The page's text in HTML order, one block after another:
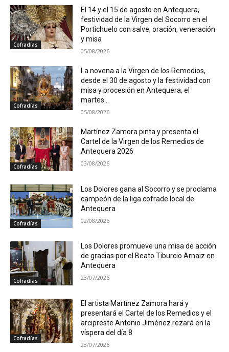
Cofradías
El 14 y el 15 de agosto en Antequera,
festividad de la Virgen del Socorro en el
Portichuelo con salve, oración, veneración
y misa
05/08/2026
Cofradías
La novena a la Virgen de los Remedios,
desde el 30 de agosto y la festividad con
misa y procesión en Antequera, el
martes...
05/08/2026
Cofradías
Martínez Zamora pinta y presenta el
Cartel de la Virgen de los Remedios de
Antequera 2026
03/08/2026
Cofradías
Los Dolores gana al Socorro y se proclama
campeón de la liga cofrade local de
Antequera
02/08/2026
Cofradías
Los Dolores promueve una misa de acción
de gracias por el Beato Tiburcio Arnaiz en
Antequera
23/07/2026
Cofradías
El artista Martínez Zamora hará y
presentará el Cartel de los Remedios y el
arcipreste Antonio Jiménez rezará en la
víspera del día 8
23/07/2026